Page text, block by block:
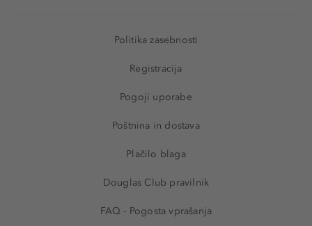
Politika zasebnosti
Registracija
Pogoji uporabe
Poštnina in dostava
Plačilo blaga
Douglas Club pravilnik
FAQ - Pogosta vprašanja